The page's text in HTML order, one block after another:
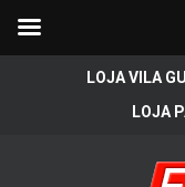
LOJA VILA
LOJA